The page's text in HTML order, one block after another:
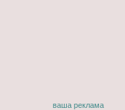
ваша реклама